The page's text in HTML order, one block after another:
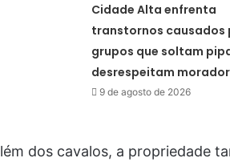
Cidade Alta enfrenta
transtornos causados
grupos que soltam
desrespeitam
9 de agosto de 2026
dos cavalos, a propriedade